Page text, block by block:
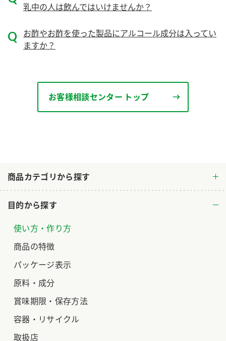
商品カテゴリから探す
目的から探す
使い方・作り方
商品の特徴
パッケージ表示
原料・成分
賞味期限・保存方法
容器・リサイクル
取扱店
乳中の人は飲んではいけませんか？
お酢やお酢を使った製品にアルコール成分は入ってい
ますか？
お客様相談センター トップ